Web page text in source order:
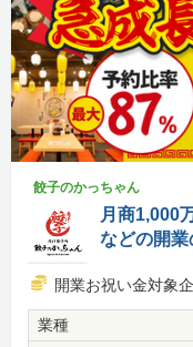
餃子のかっちゃん
月商1,000
などの開業
開業お祝い金対象
業種